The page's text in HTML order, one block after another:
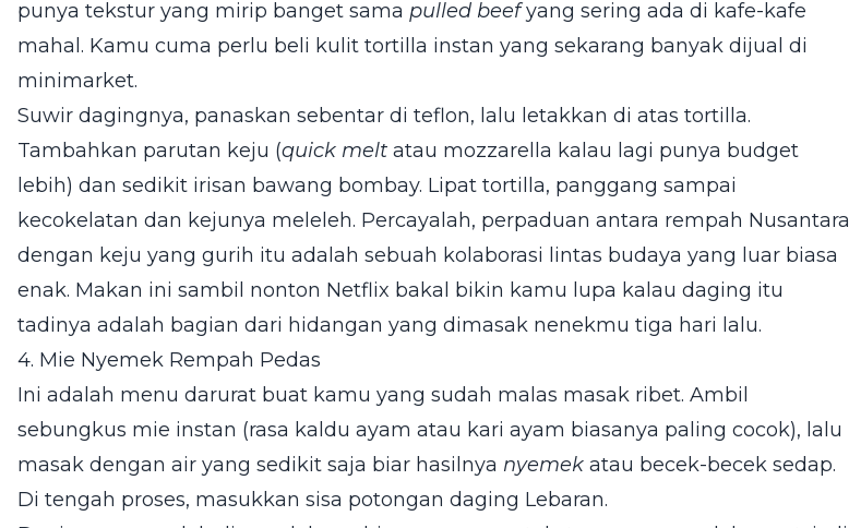
punya tekstur yang mirip banget sama pulled beefyang sering ada di kafe-kafe
mahal. Kamu cuma perlu beli kulit tortilla instan yang sekarang banyak dijual di
minimarket.
Suwir dagingnya, panaskan sebentar di teflon, lalu letakkan di atas tortilla.
Tambahkan parutan keju (quick melt atau mozzarella kalau lagi punya budget
lebih) dan sedikit irisan bawang bombay. Lipat tortilla, panggang sampai
kecokelatan dan kejunya meleleh. Percayalah, perpaduan antara rempah Nusantara
dengan keju yang gurih itu adalah sebuah kolaborasi lintas budaya yang luar biasa
enak. Makan ini sambil nonton Netflix bakal bikin kamu lupa kalau daging itu
tadinya adalah bagian dari hidangan yang dimasak nenekmu tiga hari lalu.
4. Mie Nyemek Rempah Pedas
Ini adalah menu darurat buat kamu yang sudah malas masak ribet. Ambil
sebungkus mie instan (rasa kaldu ayam atau kari ayam biasanya paling cocok), lalu
masak dengan air yang sedikit saja biar hasilnya nyemek atau becek-becek sedap.
Di tengah proses, masukkan sisa potongan daging Lebaran.